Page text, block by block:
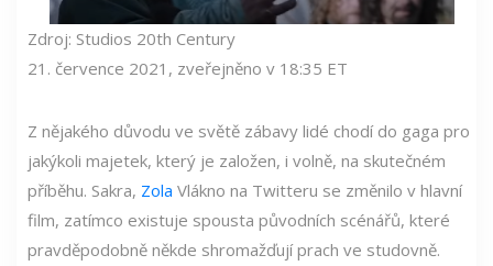
Zdroj: Studios 20th Century
21. července 2021, zveřejněno v 18:35 ET
Z nějakého důvodu ve světě zábavy lidé chodí do gaga pro
jakýkoli majetek, který je založen, i volně, na skutečném
příběhu. Sakra, Zola Vlákno na Twitteru se změnilo v hlavní
film, zatímco existuje spousta původních scénářů, které
pravděpodobně někde shromažďují prach ve studovně.